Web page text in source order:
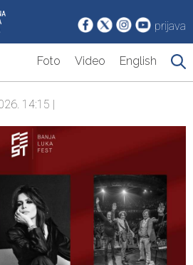
prijava
Foto Video English
14:15 |